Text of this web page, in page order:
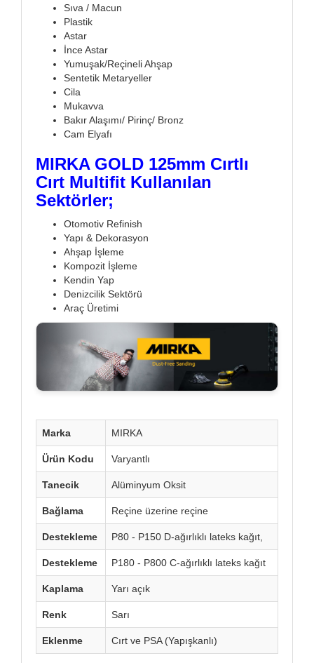
Sıva / Macun
Plastik
Astar
İnce Astar
Yumuşak/Reçineli Ahşap
Sentetik Metaryeller
Cila
Mukavva
Bakır Alaşımı/ Pirinç/ Bronz
Cam Elyafı
MIRKA GOLD 125mm Cırtlı
Cırt Multifit Kullanılan
Sektörler;
Otomotiv Refinish
Yapı & Dekorasyon
Ahşap İşleme
Kompozit İşleme
Kendin Yap
Denizcilik Sektörü
Araç Üretimi
Marka MIRKA
Ürün Kodu Varyantlı
Tanecik Alüminyum Oksit
Bağlama Reçine üzerine reçine
Destekleme P80 - P150 D-ağırlıklı lateks kağıt,
Destekleme P180 - P800 C-ağırlıklı lateks kağıt
Kaplama Yarı açık
Renk Sarı
Eklenme Cırt ve PSA (Yapışkanlı)